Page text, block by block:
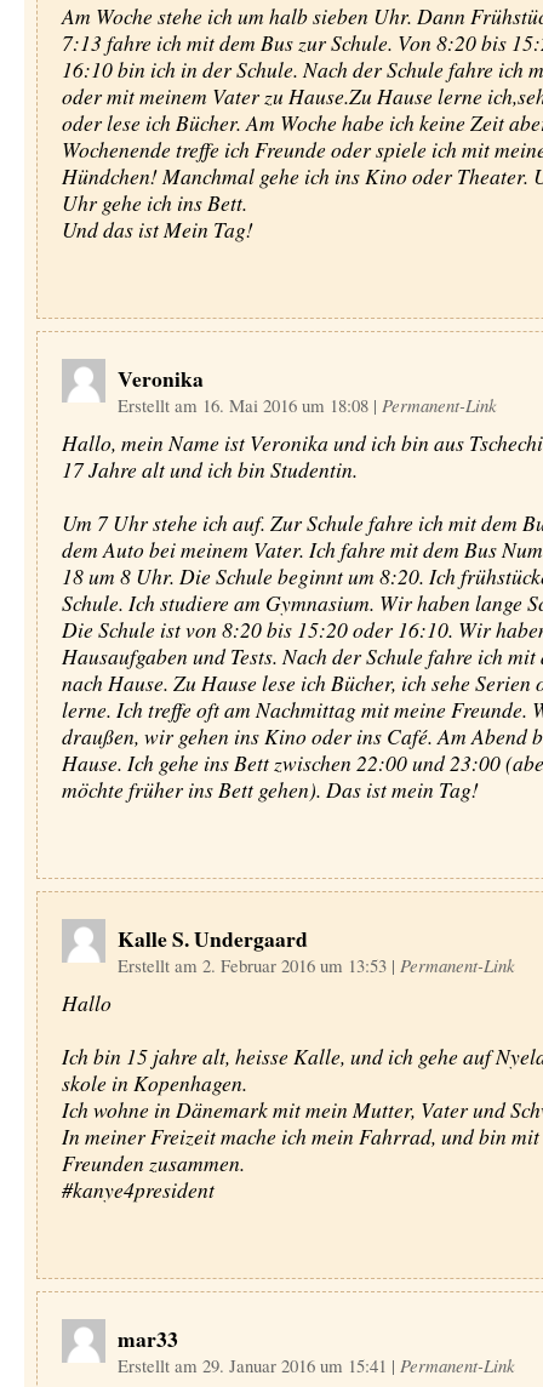
Am Woche stehe ich um halb sieben Uhr. Dann
7:13 fahre ich mit dem Bus zur Schule. Von 8:20 bis
16:10 bin ich in der Schule. Nach der Schule fahre ich
oder mit meinem Vater zu Hause.Zu Hause lerne
oder lese ich Bücher. Am Woche habe ich keine Zeit
Wochenende treffe ich Freunde oder spiele ich mit
Hündchen! Manchmal gehe ich ins Kino oder Theater.
Uhr gehe ich ins Bett.
Und das ist Mein Tag!
Veronika
Erstellt am 16. Mai 2016 um 18:08 | Permanent-Link
Hallo, mein Name ist Veronika und ich bin aus
17 Jahre alt und ich bin Studentin.
Um 7 Uhr stehe ich auf. Zur Schule fahre ich mit dem
dem Auto bei meinem Vater. Ich fahre mit dem Bus
18 um 8 Uhr. Die Schule beginnt um 8:20. Ich
Schule. Ich studiere am Gymnasium. Wir haben lange
Die Schule ist von 8:20 bis 15:20 oder 16:10. Wir
Hausaufgaben und Tests. Nach der Schule fahre ich mit
nach Hause. Zu Hause lese ich Bücher, ich sehe Serien
lerne. Ich treffe oft am Nachmittag mit meine Freunde.
draußen, wir gehen ins Kino oder ins Café. Am Abend
Hause. Ich gehe ins Bett zwischen 22:00 und 23:00
möchte früher ins Bett gehen). Das ist mein Tag!
Kalle S. Undergaard
Erstellt am 2. Februar 2016 um 13:53 | Permanent-Link
Hallo
Ich bin 15 jahre alt, heisse Kalle, und ich gehe auf
skole in Kopenhagen.
Ich wohne in Dänemark mit mein Mutter, Vater und
In meiner Freizeit mache ich mein Fahrrad, und bin
Freunden zusammen.
#kanye4president
mar33
Erstellt am 29. Januar 2016 um 15:41 | Permanent-Link